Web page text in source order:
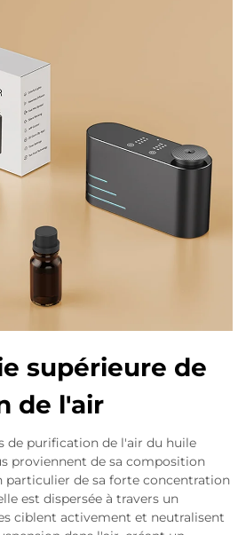
supérieure de
de l'air
de purification de l'air du huile
proviennent de sa composition
particulier de sa forte concentration
est dispersée à travers un
ciblent activement et neutralisent